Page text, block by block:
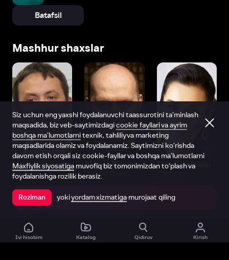
Batafsil
Mashhur shaxslar
Vitaliy Shlyappo
Produser
Sergey Burunov
Dublyaj aktyori
Tina Kandelaki
Ilovada ochish
Ivi hisobim Katalog Qidiruv Kirish
Siz uchun eng yaxshi foydalanuvchi taassurotini ta’minlash
maqsadida, biz veb-saytimizdagicookie fayllari va ayrim
boshqa ma’lumotlarnitexnik, tahliliy va marketing
maqsadlarida olamiz va foydalanamiz. Saytimizni ko‘rishda
davom etish orqali siz cookie-fayllar va boshqa ma’lumotlarni
Maxfiylik siyosatiga muvofiq biz tomonimizdan to‘plash va
foydalanishga rozilik berasiz.
Roziman yokiyordam xizmatiga murojaat qiling